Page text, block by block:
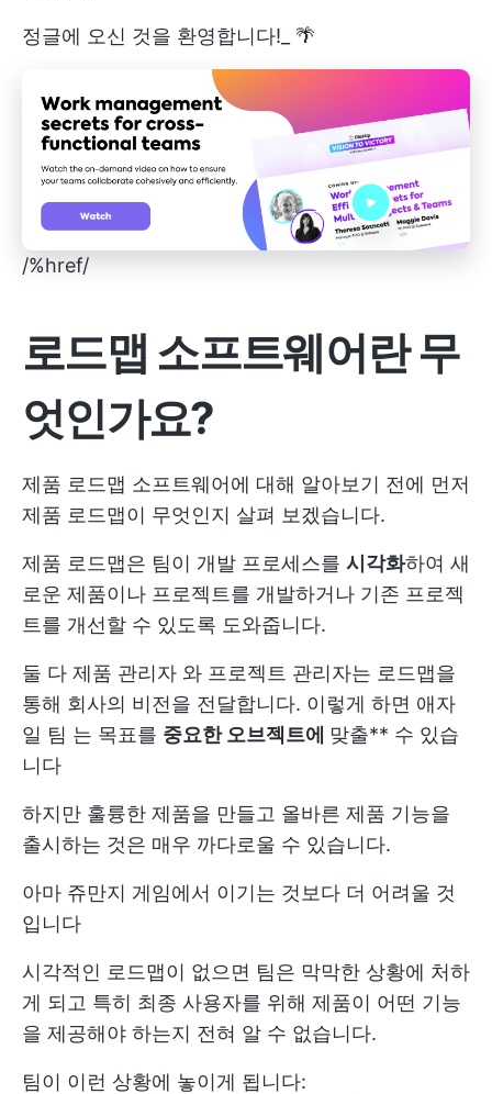
정글에 오신 것을 환영합니다!_ 🌴
/%href/
로드맵 소프트웨어란 무
엇인가요?
제품 로드맵 소프트웨어에 대해 알아보기 전에 먼저
제품 로드맵이 무엇인지 살펴 보겠습니다.
제품 로드맵은 팀이 개발 프로세스를 시각화하여 새
로운 제품이나 프로젝트를 개발하거나 기존 프로젝
트를 개선할 수 있도록 도와줍니다.
둘 다 제품 관리자 와 프로젝트 관리자는 로드맵을
통해 회사의 비전을 전달합니다. 이렇게 하면 애자
일 팀 는 목표를 중요한 오브젝트에 맞출** 수 있습
니다
하지만 훌륭한 제품을 만들고 올바른 제품 기능을
출시하는 것은 매우 까다로울 수 있습니다.
아마 쥬만지 게임에서 이기는 것보다 더 어려울 것
입니다
시각적인 로드맵이 없으면 팀은 막막한 상황에 처하
게 되고 특히 최종 사용자를 위해 제품이 어떤 기능
을 제공해야 하는지 전혀 알 수 없습니다.
팀이 이런 상황에 놓이게 됩니다: